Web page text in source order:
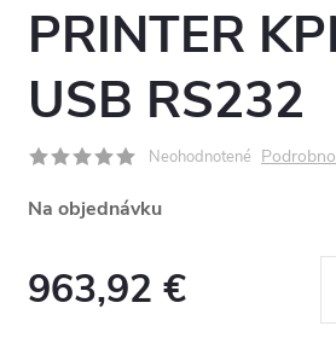
PRINTER
USB RS232
Neohodnotené
Na objednávku
963,92 €